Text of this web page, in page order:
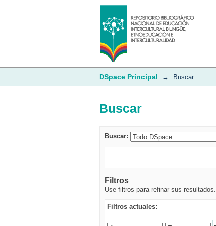
Buscar
DSpace Principal → Buscar
Buscar
Buscar:
Filtros
Use filtros para refinar sus resultados.
Filtros actuales: